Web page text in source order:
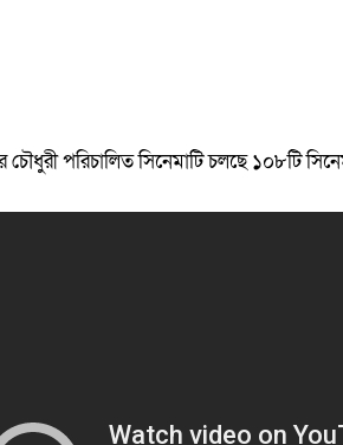
চৌধুরী পরিচালিত সিনেমাটি চলছে ১০৮টি